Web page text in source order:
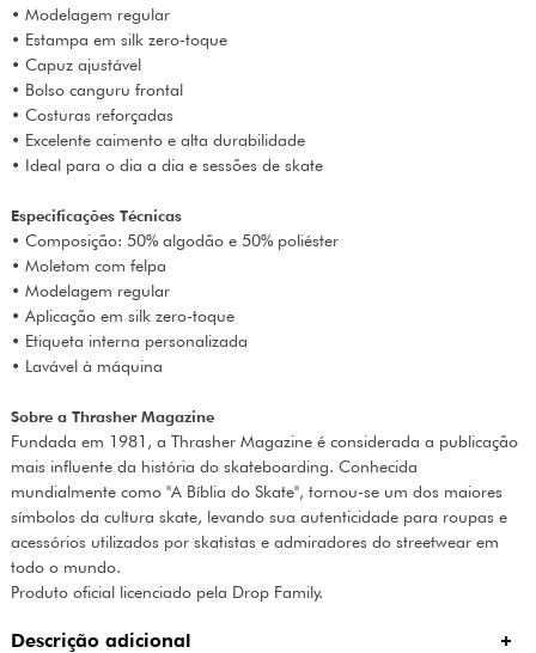
• Modelagem regular
• Estampa em silk zero-toque
• Capuz ajustável
• Bolso canguru frontal
• Costuras reforçadas
• Excelente caimento e alta durabilidade
• Ideal para o dia a dia e sessões de skate
Especificações Técnicas
• Composição: 50% algodão e 50% poliéster
• Moletom com felpa
• Modelagem regular
• Aplicação em silk zero-toque
• Etiqueta interna personalizada
• Lavável à máquina
Sobre a Thrasher Magazine
Fundada em 1981, a Thrasher Magazine é considerada a publicação
mais influente da história do skateboarding. Conhecida
mundialmente como "A Bíblia do Skate", tornou-se um dos maiores
símbolos da cultura skate, levando sua autenticidade para roupas e
acessórios utilizados por skatistas e admiradores do streetwear em
todo o mundo.
Produto oficial licenciado pela Drop Family.
Descrição adicional